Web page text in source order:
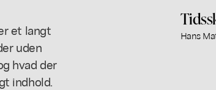
et langt
uden
hvad der
indhold.
Hans